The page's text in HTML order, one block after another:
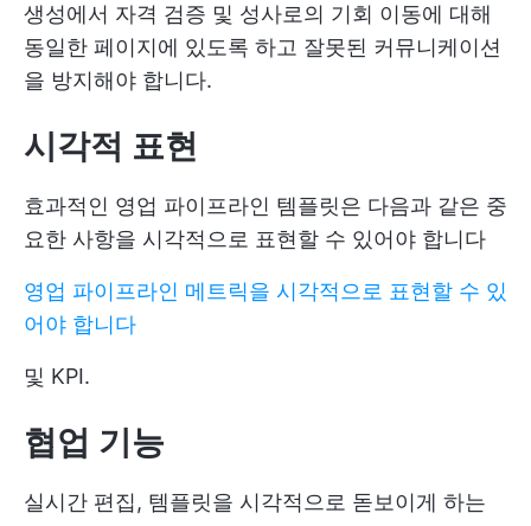
생성에서 자격 검증 및 성사로의 기회 이동에 대해
동일한 페이지에 있도록 하고 잘못된 커뮤니케이션
을 방지해야 합니다.
시각적 표현
효과적인 영업 파이프라인 템플릿은 다음과 같은 중
요한 사항을 시각적으로 표현할 수 있어야 합니다
영업 파이프라인 메트릭을 시각적으로 표현할 수 있
어야 합니다
및 KPI.
협업 기능
실시간 편집, 템플릿을 시각적으로 돋보이게 하는